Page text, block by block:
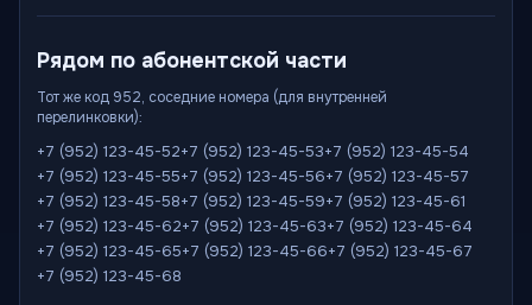
Рядом по абонентской части
Тот же код 952, соседние номера (для внутренней
перелинковки):
+7 (952) 123-45-52+7 (952) 123-45-53+7 (952) 123-45-54
+7 (952) 123-45-55+7 (952) 123-45-56+7 (952) 123-45-57
+7 (952) 123-45-58+7 (952) 123-45-59+7 (952) 123-45-61
+7 (952) 123-45-62+7 (952) 123-45-63+7 (952) 123-45-64
+7 (952) 123-45-65+7 (952) 123-45-66+7 (952) 123-45-67
+7 (952) 123-45-68